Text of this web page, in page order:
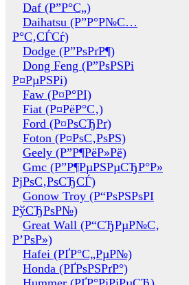
Daf (Р”Р°С„)
Daihatsu (Р”Р°Р№С…
Р°С‚СЃСѓ)
Dodge (Р”РѕРґР¶)
Dong Feng (Р”РѕРЅРі
Р¤РµРЅРі)
Faw (Р¤Р°РІ)
Fiat (Р¤РёР°С‚)
Ford (Р¤РѕСЂРґ)
Foton (Р¤РѕС‚РѕРЅ)
Geely (Р”Р¶РёР»Рё)
Gmc (Р”Р¶РµРЅРµСЂР°Р»
РјРѕС‚РѕСЂСЃ)
Gonow Troy (Р“РѕРЅРѕРІ
РўСЂРѕР№)
Great Wall (Р“СЂРµР№С‚
Р’РѕР»)
Hafei (РҐР°С„РµР№)
Honda (РҐРѕРЅРґР°)